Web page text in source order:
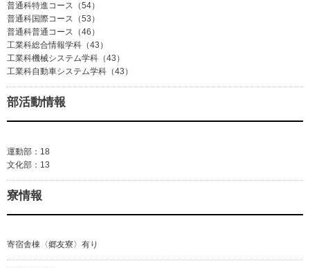
普通科特進コース（54）
普通科国際コース（53）
普通科普通コース（46）
工業科総合情報学科（43）
工業科機械システム学科（43）
工業科自動車システム学科（43）
部活動情報
運動部：18
文化部：13
寮情報
寄宿舎棟〈郷友寮〉有り